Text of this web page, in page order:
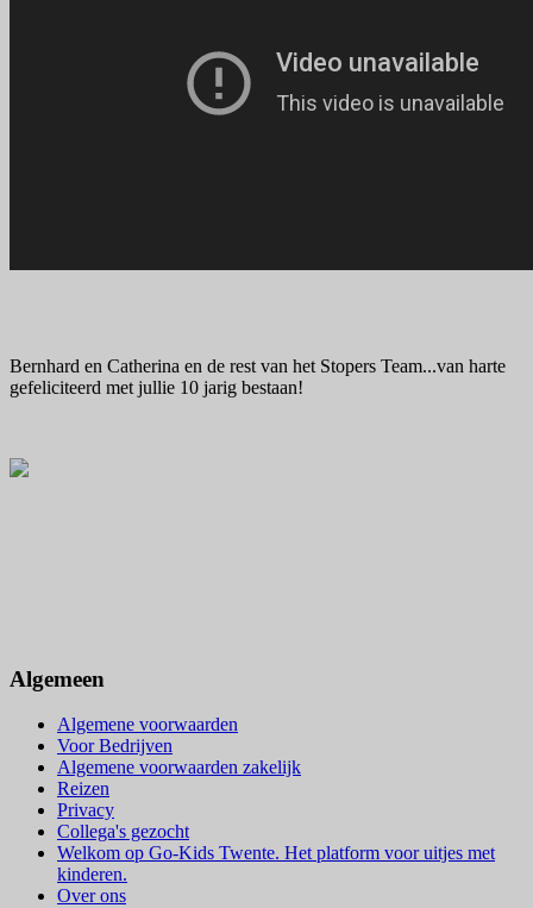
Bernhard en Catherina en de rest van het Stopers Team...van harte
gefeliciteerd met jullie 10 jarig bestaan!
Algemeen
Algemene voorwaarden
Voor Bedrijven
Algemene voorwaarden zakelijk
Reizen
Privacy
Collega's gezocht
Welkom op Go-Kids Twente. Het platform voor uitjes met
kinderen.
Over ons